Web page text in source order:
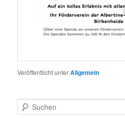
Veröffentlicht unterAllgemein
u